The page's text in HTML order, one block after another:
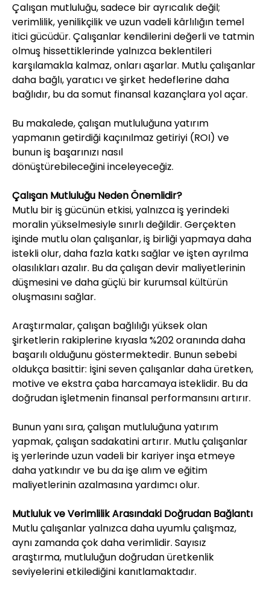
Çalışan mutluluğu, sadece bir ayrıcalık değil;
verimlilik, yenilikçilik ve uzun vadeli kârlılığın temel
itici gücüdür. Çalışanlar kendilerini değerli ve tatmin
olmuş hissettiklerinde yalnızca beklentileri
karşılamakla kalmaz, onları aşarlar. Mutlu çalışanlar
daha bağlı, yaratıcı ve şirket hedeflerine daha
bağlıdır, bu da somut finansal kazançlara yol açar.
Bu makalede, çalışan mutluluğuna yatırım
yapmanın getirdiği kaçınılmaz getiriyi (ROI) ve
bunun iş başarınızı nasıl
dönüştürebileceğini inceleyeceğiz.
Çalışan Mutluluğu Neden Önemlidir?
Mutlu bir iş gücünün etkisi, yalnızca iş yerindeki
moralin yükselmesiyle sınırlı değildir. Gerçekten
işinde mutlu olan çalışanlar, iş birliği yapmaya daha
istekli olur, daha fazla katkı sağlar ve işten ayrılma
olasılıkları azalır. Bu da çalışan devir maliyetlerinin
düşmesini ve daha güçlü bir kurumsal kültürün
oluşmasını sağlar.
Araştırmalar, çalışan bağlılığı yüksek olan
şirketlerin rakiplerine kıyasla %202 oranında daha
başarılı olduğunu göstermektedir. Bunun sebebi
oldukça basittir: İşini seven çalışanlar daha üretken,
motive ve ekstra çaba harcamaya isteklidir. Bu da
doğrudan işletmenin finansal performansını artırır.
Bunun yanı sıra, çalışan mutluluğuna yatırım
yapmak, çalışan sadakatini artırır. Mutlu çalışanlar
iş yerlerinde uzun vadeli bir kariyer inşa etmeye
daha yatkındır ve bu da işe alım ve eğitim
maliyetlerinin azalmasına yardımcı olur.
Mutluluk ve Verimlilik Arasındaki Doğrudan Bağlantı
Mutlu çalışanlar yalnızca daha uyumlu çalışmaz,
aynı zamanda çok daha verimlidir. Sayısız
araştırma, mutluluğun doğrudan üretkenlik
seviyelerini etkilediğini kanıtlamaktadır.